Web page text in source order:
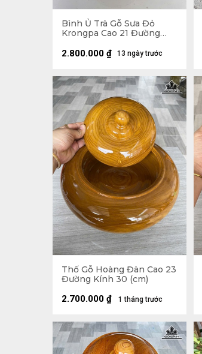
Bình Ủ Trà Gỗ Sưa Đỏ
Krongpa Cao 21 Đường
0,5 Lít
13 ngày trước
2.800.000 ₫
Thố Gỗ Hoàng Đàn Cao 23
Đường Kính 30 (cm)
1 tháng trước
2.700.000 ₫